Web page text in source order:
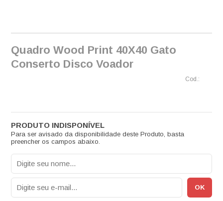
Quadro Wood Print 40X40 Gato
Conserto Disco Voador
Para ser avisado da disponibilidade deste Produto, basta
preencher os campos abaixo.